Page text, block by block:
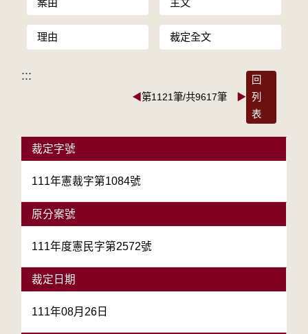
案由 主文
理由 裁定全文
:::
◀第1121筆/共9617筆 ▶
回
列
表
裁定字號
111年憲裁字第1084號
原分案號
111年度憲民字第2572號
裁定日期
111年08月26日